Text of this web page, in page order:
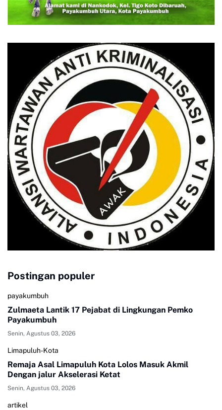
Postingan populer
payakumbuh
Zulmaeta Lantik 17 Pejabat di Lingkungan Pemko
Payakumbuh
Senin, Agustus 03, 2026
Limapuluh-Kota
Remaja Asal Limapuluh Kota Lolos Masuk Akmil
Dengan jalur Akselerasi Ketat
Senin, Agustus 03, 2026
artikel